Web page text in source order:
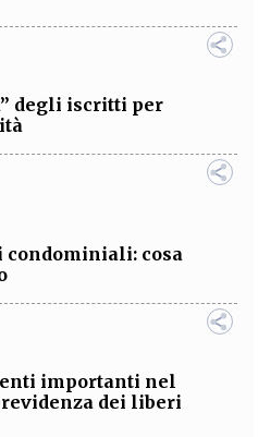
degli iscritti per
cosa
importanti nel
dei liberi